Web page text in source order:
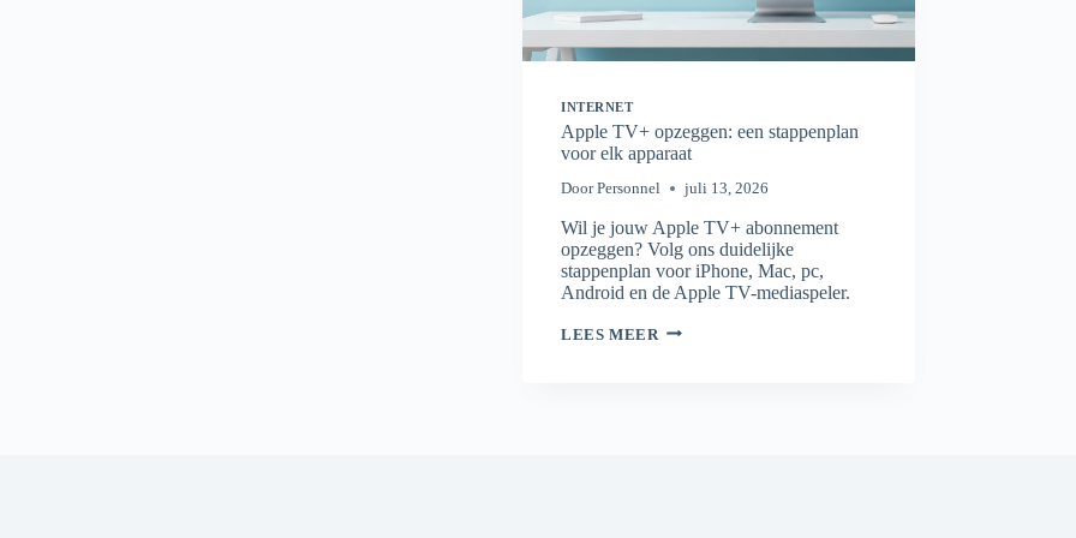
INTERNET
Apple TV+ opzeggen: een stappenplan
voor elk apparaat
Door Personnel juli 13, 2026
Wil je jouw Apple TV+ abonnement
opzeggen? Volg ons duidelijke
stappenplan voor iPhone, Mac, pc,
Android en de Apple TV-mediaspeler.
LEES MEER APPLE